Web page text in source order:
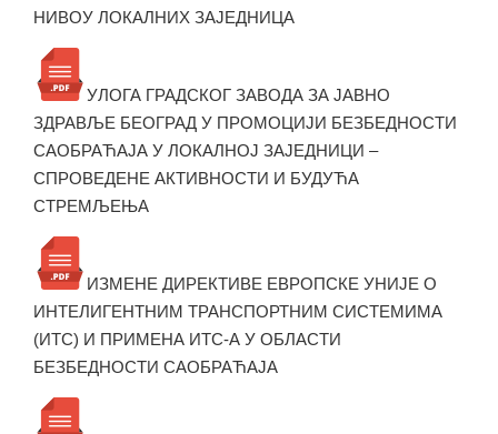
НИВОУ ЛОКАЛНИХ ЗАЈЕДНИЦА
УЛОГА ГРАДСКОГ ЗАВОДА ЗА ЈАВНО
ЗДРАВЉЕ БЕОГРАД У ПРОМОЦИЈИ БЕЗБЕДНОСТИ
САОБРАЋАЈА У ЛОКАЛНОЈ ЗАЈЕДНИЦИ –
СПРОВЕДЕНЕ АКТИВНОСТИ И БУДУЋА
СТРЕМЉЕЊА
ИЗМЕНЕ ДИРЕКТИВЕ ЕВРОПСКЕ УНИЈЕ О
ИНТЕЛИГЕНТНИМ ТРАНСПОРТНИМ СИСТЕМИМА
(ИТС) И ПРИМЕНА ИТС-А У ОБЛАСТИ
БЕЗБЕДНОСТИ САОБРАЋАЈА